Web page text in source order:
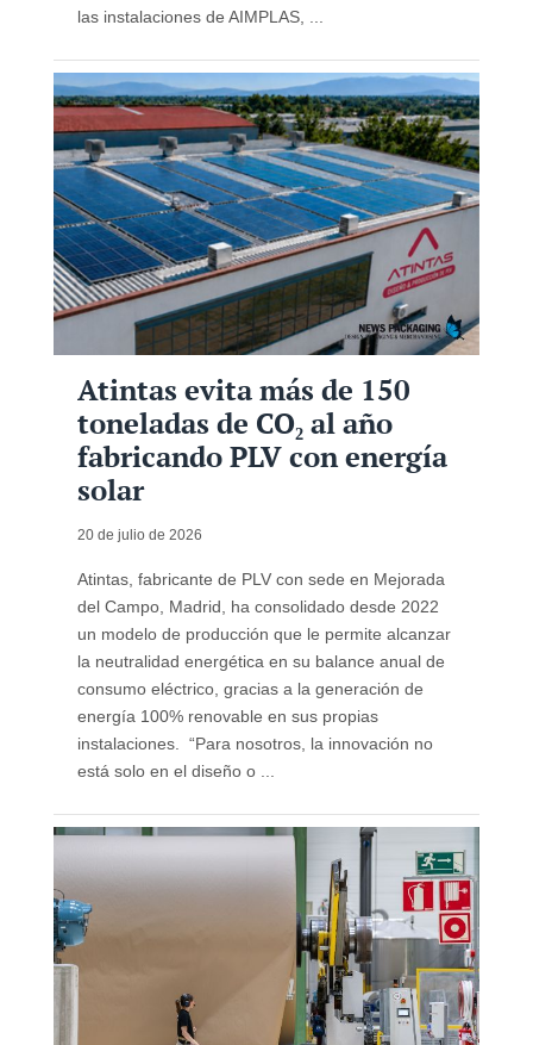
las instalaciones de AIMPLAS, ...
Atintas evita más de 150
toneladas de CO₂ al año
fabricando PLV con energía
solar
20 de julio de 2026
Atintas, fabricante de PLV con sede en Mejorada
del Campo, Madrid, ha consolidado desde 2022
un modelo de producción que le permite alcanzar
la neutralidad energética en su balance anual de
consumo eléctrico, gracias a la generación de
energía 100% renovable en sus propias
instalaciones. “Para nosotros, la innovación no
está solo en el diseño o ...